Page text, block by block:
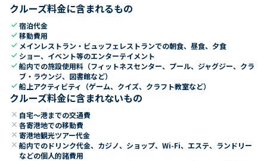
クルーズ料金に含まれるもの
check宿泊代金
check移動費用
check メインレストラン・ビュッフェレストランでの朝食、昼食、夕食
check ショー、イベント等のエンターテイメント
check船内での施設使用料（フィットネスセンター、プール、ジャグジー、クラ
ブ・ラウンジ、図書館など）
check船上アクティビティ（ゲーム、クイズ、クラフト教室など）
クルーズ料金に含まれないもの
close 自宅～港までの交通費
close 各寄港地での移動費
close 寄港地観光ツアー代金
close 船内でのドリンク代金、カジノ、ショップ、Wi-Fi、エステ、ランドリー
などの個人的諸費用